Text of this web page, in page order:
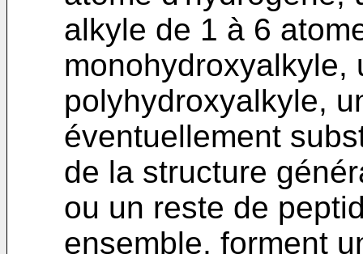
alkyle de 1 à 6
monohydroxyalkyle,
polyhydroxyalkyle,
éventuellement
de la structure
ou un reste de
ensemble, forment